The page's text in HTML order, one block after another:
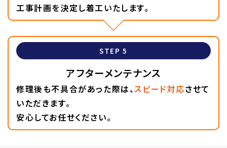
工事計画を決定し着工いたします。
STEP 5
アフターメンテナンス
修理後も不具合があった際は、スピード対応させて
いただきます。
安心してお任せください。